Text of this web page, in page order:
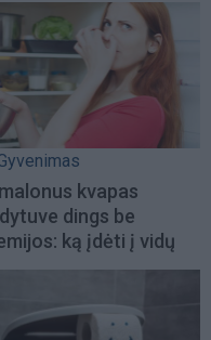
kvapas
dings be
ką įdėti į vidų